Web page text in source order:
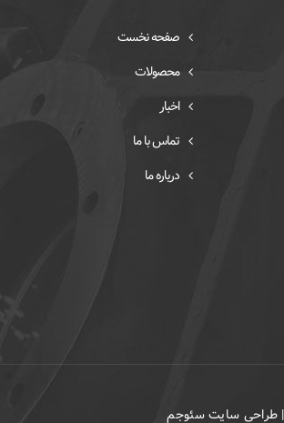
صفحه نخست
محصولات
اخبار
تماس با ما
درباره ما
| طراحی سایت سئوجم